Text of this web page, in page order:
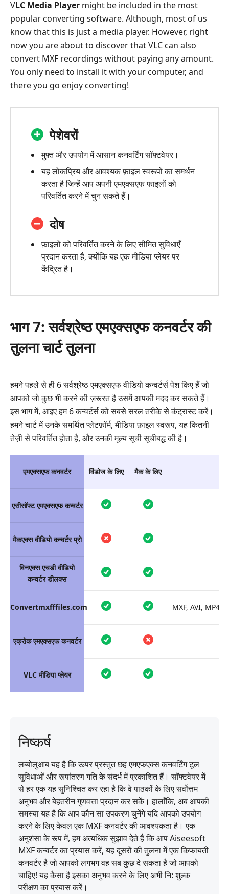
VLC Media Player might be included in the most
popular converting software. Although, most of us
know that this is just a media player. However, right
now you are about to discover that VLC can also
convert MXF recordings without paying any amount.
You only need to install it with your computer, and
there you go enjoy converting!
पेशेवरों
मुफ़्त और उपयोग में आसान कनवर्टिंग सॉफ़्टवेयर।
यह लोकप्रिय और आवश्यक फ़ाइल स्वरूपों का समर्थन
करता है जिन्हें आप अपनी एमएक्सएफ फाइलों को
परिवर्तित करने में चुन सकते हैं।
दोष
फ़ाइलों को परिवर्तित करने के लिए सीमित सुविधाएँ
प्रदान करता है, क्योंकि यह एक मीडिया प्लेयर पर
केंद्रित है।
भाग 7: सर्वश्रेष्ठ एमएक्सएफ कनवर्टर की
तुलना चार्ट तुलना
हमने पहले से ही 6 सर्वश्रेष्ठ एमएक्सएफ वीडियो कन्वर्टर्स पेश किए हैं जो
आपको जो कुछ भी करने की ज़रूरत है उसमें आपकी मदद कर सकते हैं।
इस भाग में, आइए हम 6 कन्वर्टर्स को सबसे सरल तरीके से कंट्रास्ट करें।
हमने चार्ट में उनके समर्थित प्लेटफ़ॉर्म, मीडिया फ़ाइल स्वरूप, यह कितनी
तेज़ी से परिवर्तित होता है, और उनकी मूल्य सूची सूचीबद्ध की है।
एमएक्सएफ कनवर्टर
एसीसॉफ्ट एमएक्सएफ कन्वर्टर
मैकएक्स वीडियो कन्वर्टर प्रो
विनएक्स एचडी वीडियो
कन्वर्टर डीलक्स
Convertmxfffiles.com
एक्रोक एमएक्सएफ कनवर्टर
VLC मीडिया प्लेयर
विंडोज के लिए मैक के लिए
MXF, AVI, MP4,
निष्कर्ष
लब्बोलुआब यह है कि ऊपर प्रस्तुत छह एमएफएक्स कनवर्टिंग टूल
सुविधाओं और रूपांतरण गति के संदर्भ में प्रकाशित हैं। सॉफ्टवेयर में
से हर एक यह सुनिश्चित कर रहा है कि वे पाठकों के लिए सर्वोत्तम
अनुभव और बेहतरीन गुणवत्ता प्रदान कर सकें। हालाँकि, अब आपकी
समस्या यह है कि आप कौन सा उपकरण चुनेंगे यदि आपको उपयोग
करने के लिए केवल एक MXF कनवर्टर की आवश्यकता है। एक
अनुशंसा के रूप में, हम अत्यधिक सुझाव देते हैं कि आप Aiseesoft
MXF कन्वर्टर का प्रयास करें, यह दूसरों की तुलना में एक किफायती
कनवर्टर है जो आपको लगभग वह सब कुछ दे सकता है जो आपको
चाहिए! यह कैसा है इसका अनुभव करने के लिए अभी नि: शुल्क
परीक्षण का प्रयास करें।